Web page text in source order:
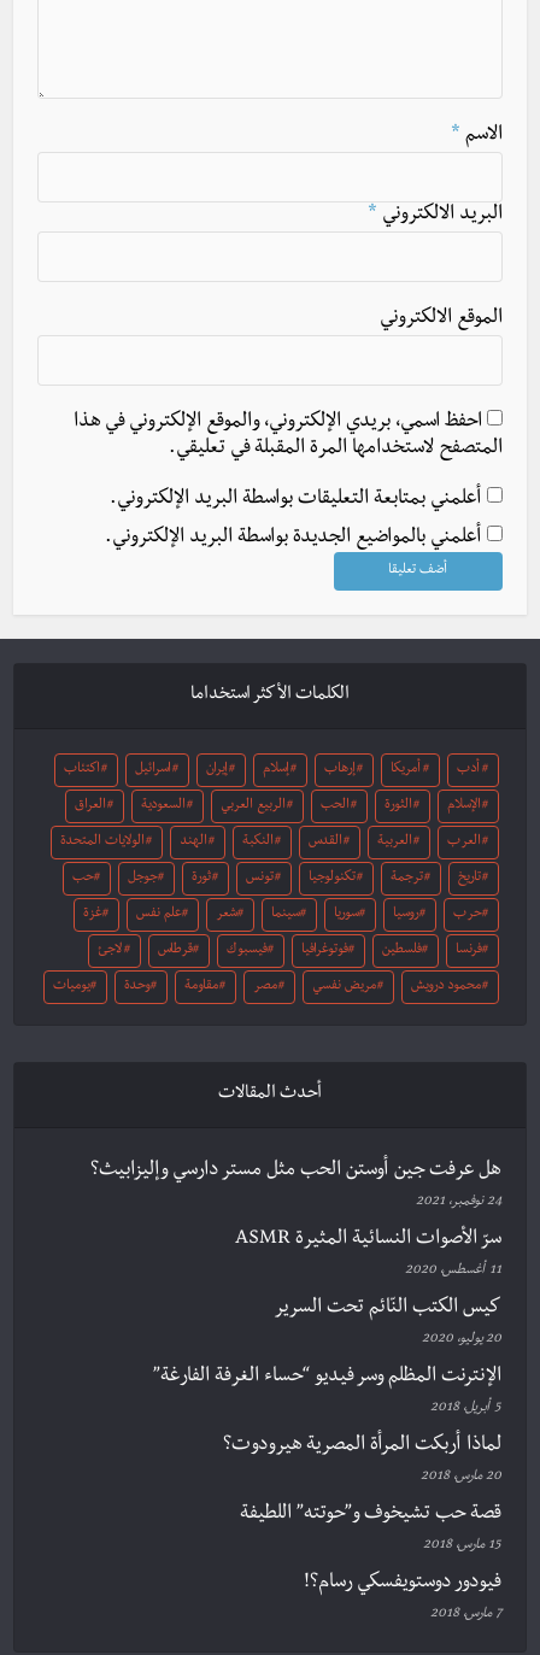
الاسم *
البريد الالكتروني *
الموقع الالكتروني
احفظ اسمي، بريدي الإلكتروني، والموقع الإلكتروني في هذا
المتصفح لاستخدامها المرة المقبلة في تعليقي.
أعلمني بمتابعة التعليقات بواسطة البريد الإلكتروني.
أعلمني بالمواضيع الجديدة بواسطة البريد الإلكتروني.
الكلمات الأكثر استخداما
أدب أمريكا إرهاب إسلام إيران اسرائيل اكتئاب
الإسلام الثورة الحب الربيع العربي السعودية العراق
العرب العربية القدس النكبة الهند الولايات المتحدة
تاريخ ترجمة تكنولوجيا تونس ثورة جوجل حب
حرب روسيا سوريا سينما شعر علم نفس غزة
فرنسا فلسطين فوتوغرافيا فيسبوك قرطاس لاجئ
محمود درويش مريض نفسي مصر مقاومة وحدة يوميات
أحدث المقالات
هل عرفت جين أوستن الحب مثل مستر دارسي وإليزابيث؟
24 نوفمبر، 2021
سرّ الأصوات النسائية المثيرة ASMR
11 أغسطس، 2020
كيس الكتب النّائم تحت السرير
20 يوليو، 2020
الإنترنت المظلم وسر فيديو “حساء الغرفة الفارغة”
5 أبريل، 2018
لماذا أربكت المرأة المصرية هيرودوت؟
20 مارس، 2018
قصة حب تشيخوف و”حوتته” اللطيفة
15 مارس، 2018
فيودور دوستويفسكي رسام؟!
7 مارس، 2018